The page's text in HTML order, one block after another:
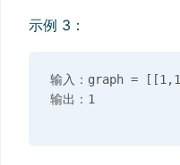
示例 3：
输入：graph =